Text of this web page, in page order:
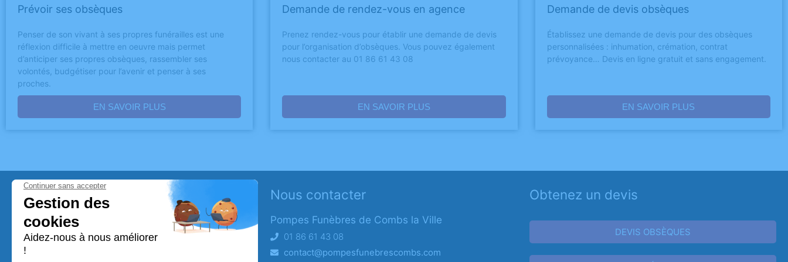
Prévoir ses obsèques
Penser de son vivant à ses propres funérailles est une
réflexion difficile à mettre en oeuvre mais permet
d’anticiper ses propres obsèques, rassembler ses
volontés, budgétiser pour l’avenir et penser à ses
proches.
EN SAVOIR PLUS
Demande de rendez-vous en agence
Prenez rendez-vous pour établir une demande de devis
pour l’organisation d’obsèques. Vous pouvez également
nous contacter au 01 86 61 43 08
EN SAVOIR PLUS
Demande de devis obsèques
Établissez une demande de devis pour des obsèques
personnalisées : inhumation, crémation, contrat
prévoyance… Devis en ligne gratuit et sans engagement.
EN SAVOIR PLUS
Qui sommes-nous ?
L’établissementPompes Funèbres Combs la Villevous
accompagne suite au décès d’un proche tous les jours sans
rendez-vous, à
Nous contacter
Pompes Funèbres de Combs la Ville
01 86 61 43 08
contact@pompesfunebrescombs.com
Obtenez un devis
DEVIS OBSÈQUES